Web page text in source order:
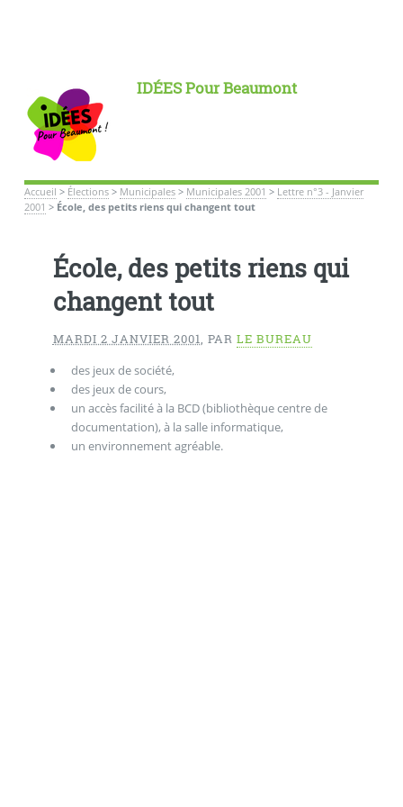
IDÉES Pour Beaumont
Accueil > Élections> Municipales> Municipales 2001 > Lettre n°3 - Janvier
2001 > École, des petits riens qui changent tout
École, des petits riens qui
changent tout
MARDI 2 JANVIER 2001, PAR LE BUREAU
des jeux de société,
des jeux de cours,
un accès facilité à la BCD (bibliothèque centre de
documentation), à la salle informatique,
un environnement agréable.